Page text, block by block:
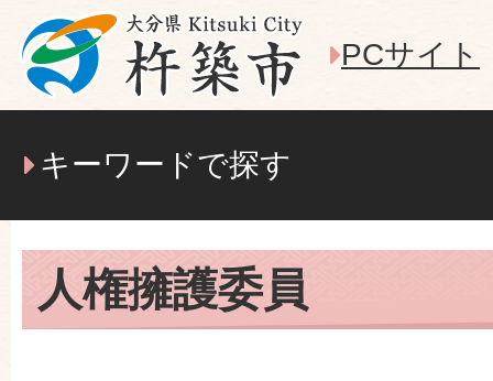
PCサイト
キーワードで探す
人権擁護委員